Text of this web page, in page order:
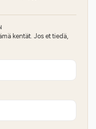
kentät. Jos et tiedä,